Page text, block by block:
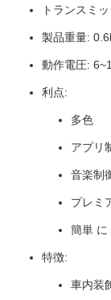
トランスミ
製品重量:
動作電圧:
利点:
多色
アプリ
音楽制
プレミ
簡単 に
特徴:
車内装